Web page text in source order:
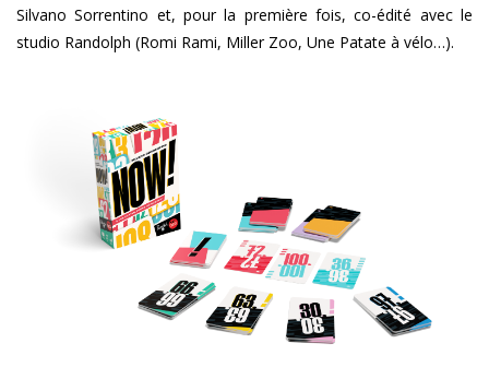
Silvano Sorrentino et, pour la première fois, co-édité avec le
studio Randolph (Romi Rami, Miller Zoo, Une Patate à vélo…).